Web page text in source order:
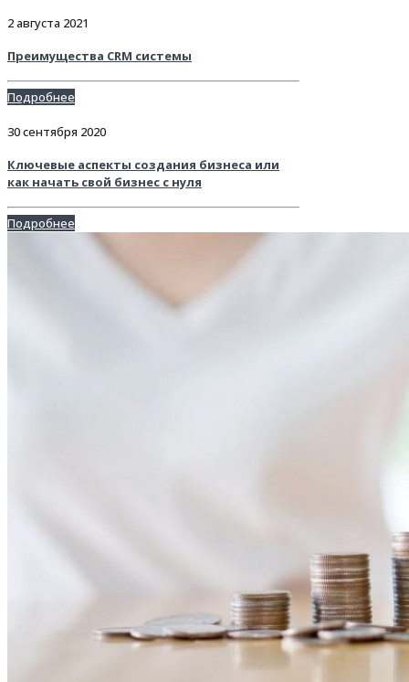
2 августа 2021
Преимущества CRM системы
Подробнее
30 сентября 2020
Ключевые аспекты создания бизнеса или
как начать свой бизнес с нуля
Подробнее